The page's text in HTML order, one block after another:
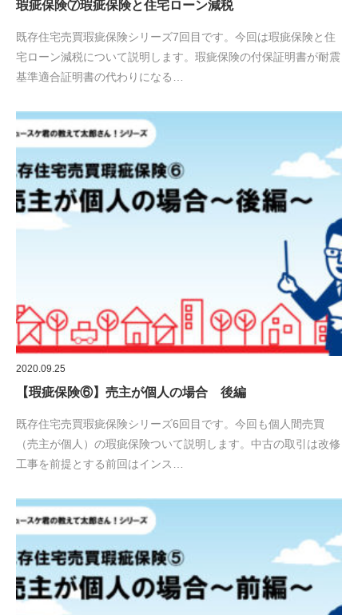
瑕疵保険⑦瑕疵保険と住宅ローン減税
既存住宅売買瑕疵保険シリーズ7回目です。今回は瑕疵保険と住
宅ローン減税について説明します。瑕疵保険の付保証明書が耐震
基準適合証明書の代わりになる…
2020.09.25
【瑕疵保険⑥】売主が個人の場合 後編
既存住宅売買瑕疵保険シリーズ6回目です。今回も個人間売買
（売主が個人）の瑕疵保険ついて説明します。中古の取引は改修
工事を前提とする前回はインス…